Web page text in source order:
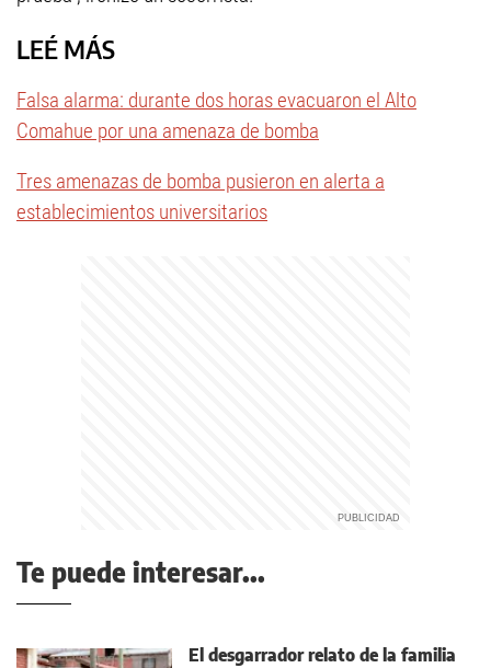
LEÉ MÁS
Falsa alarma: durante dos horas evacuaron el Alto
Comahue por una amenaza de bomba
Tres amenazas de bomba pusieron en alerta a
establecimientos universitarios
Te puede interesar...
El desgarrador relato de la familia